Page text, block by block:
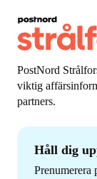
PostNord
viktig
partners.
Håll dig
Prenumerera